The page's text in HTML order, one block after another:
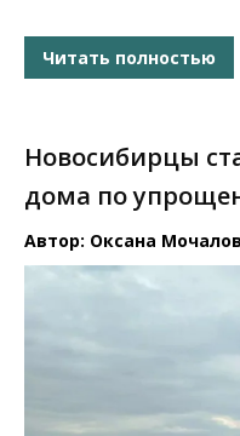
Читать полностью
Новосибирцы
дома по
Автор: Оксана